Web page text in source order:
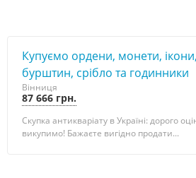
Купуємо ордени, монети,
бурштин, срібло та годинники
Вінниця
87 666 грн.
Скупка антикваріату в Україні: дорого
викупимо! Бажаєте вигідно продати...